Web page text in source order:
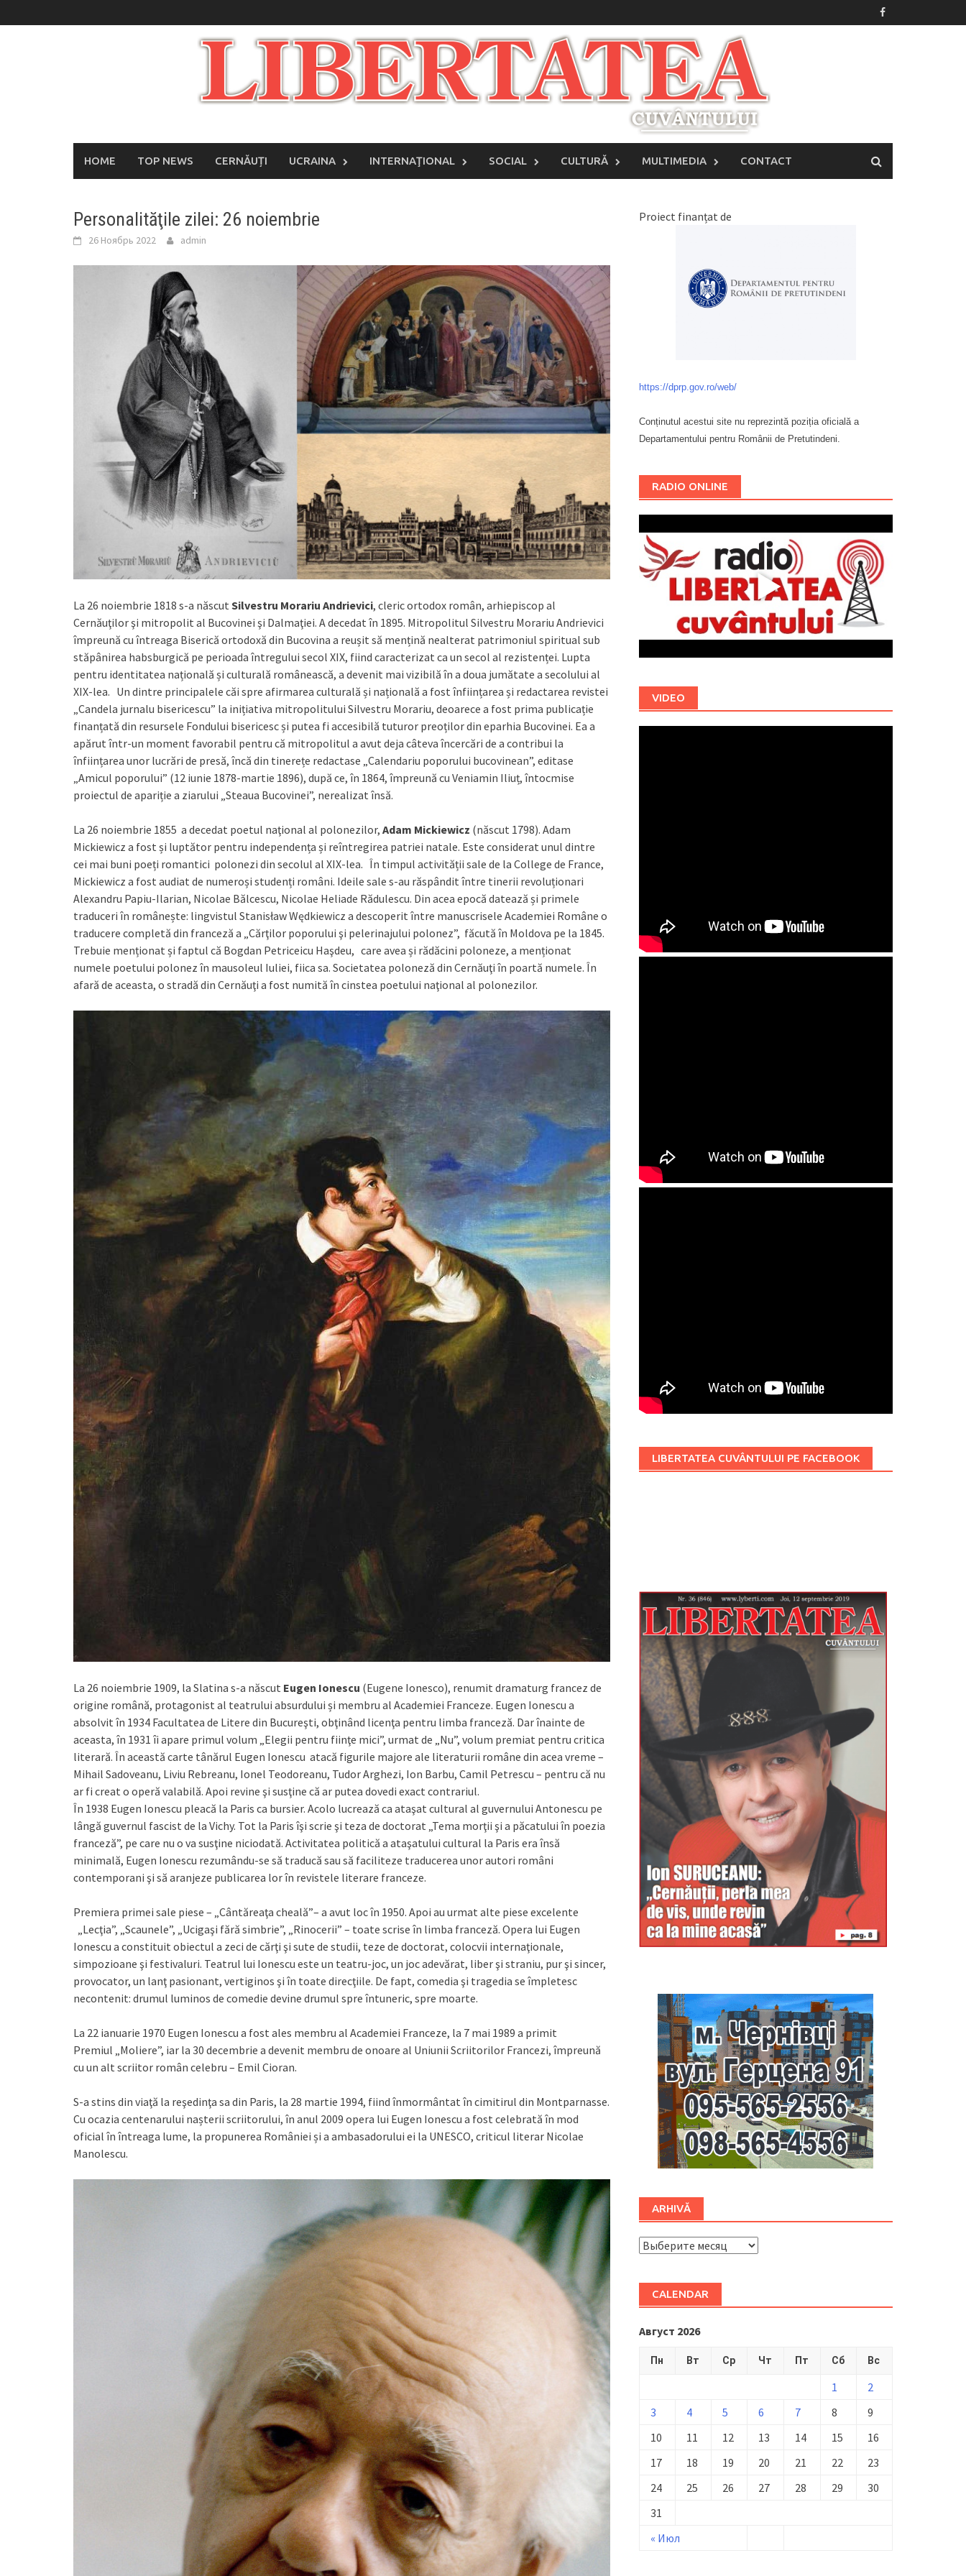
to
HOME TOP NEWS CERNĂUȚI UCRAINA INTERNAŢIONAL SOCIAL CULTURĂ MULTIMEDIA CONTACT
Personalităţile zilei: 26 noiembrie
26 Ноябрь 2022 admin
La 26 noiembrie 1818 s-a născut Silvestru Morariu Andrievici, cleric ortodox român, arhiepiscop al
Cernăuţilor şi mitropolit al Bucovinei şi Dalmaţiei. A decedat în 1895. Mitropolitul Silvestru Morariu Andrievici
împreună cu întreaga Biserică ortodoxă din Bucovina a reușit să mențină nealterat patrimoniul spiritual sub
stăpânirea habsburgică pe perioada întregului secol XIX, fiind caracterizat ca un secol al rezistenței. Lupta
pentru identitatea națională și culturală românească, a devenit mai vizibilă în a doua jumătate a secolului al
XIX-lea. Un dintre principalele căi spre afirmarea culturală și națională a fost înființarea și redactarea revistei
„Candela jurnalu bisericescu” la inițiativa mitropolitului Silvestru Morariu, deoarece a fost prima publicație
finanțată din resursele Fondului bisericesc și putea fi accesibilă tuturor preoților din eparhia Bucovinei. Ea a
apărut într-un moment favorabil pentru că mitropolitul a avut deja câteva încercări de a contribui la
înființarea unor lucrări de presă, încă din tinerețe redactase „Calendariu poporului bucovinean”, editase
„Amicul poporului” (12 iunie 1878-martie 1896), după ce, în 1864, împreună cu Veniamin Iliuț, întocmise
proiectul de apariție a ziarului „Steaua Bucovinei”, nerealizat însă.
La 26 noiembrie 1855 a decedat poetul naţional al polonezilor, Adam Mickiewicz (născut 1798). Adam
Mickiewicz a fost și luptător pentru independența și reîntregirea patriei natale. Este considerat unul dintre
cei mai buni poeți romantici polonezi din secolul al XIX-lea. În timpul activității sale de la College de France,
Mickiewicz a fost audiat de numeroși studenți români. Ideile sale s-au răspândit între tinerii revoluționari
Alexandru Papiu-Ilarian, Nicolae Bălcescu, Nicolae Heliade Rădulescu. Din acea epocă datează și primele
traduceri în românește: lingvistul Stanisław Wędkiewicz a descoperit între manuscrisele Academiei Române o
traducere completă din franceză a „Cărţilor poporului şi pelerinajului polonez”, făcută în Moldova pe la 1845.
Trebuie menționat și faptul că Bogdan Petriceicu Haşdeu, care avea și rădăcini poloneze, a menționat
numele poetului polonez în mausoleul Iuliei, fiica sa. Societatea poloneză din Cernăuţi în poartă numele. În
afară de aceasta, o stradă din Cernăuţi a fost numită în cinstea poetului naţional al polonezilor.
La 26 noiembrie 1909, la Slatina s-a născut Eugen Ionescu (Eugene Ionesco), renumit dramaturg francez de
origine română, protagonist al teatrului absurdului și membru al Academiei Franceze. Eugen Ionescu a
absolvit în 1934 Facultatea de Litere din Bucureşti, obţinând licenţa pentru limba franceză. Dar înainte de
aceasta, în 1931 îi apare primul volum „Elegii pentru fiinţe mici”, urmat de „Nu”, volum premiat pentru critica
literară. În această carte tânărul Eugen Ionescu atacă figurile majore ale literaturii române din acea vreme –
Mihail Sadoveanu, Liviu Rebreanu, Ionel Teodoreanu, Tudor Arghezi, Ion Barbu, Camil Petrescu – pentru că nu
ar fi creat o operă valabilă. Apoi revine şi susţine că ar putea dovedi exact contrariul.
În 1938 Eugen Ionescu pleacă la Paris ca bursier. Acolo lucrează ca ataşat cultural al guvernului Antonescu pe
lângă guvernul fascist de la Vichy. Tot la Paris îşi scrie şi teza de doctorat „Tema morţii şi a păcatului în poezia
franceză”, pe care nu o va susţine niciodată. Activitatea politică a ataşatului cultural la Paris era însă
minimală, Eugen Ionescu rezumându-se să traducă sau să faciliteze traducerea unor autori români
contemporani şi să aranjeze publicarea lor în revistele literare franceze.
Premiera primei sale piese – „Cântăreaţa cheală”– a avut loc în 1950. Apoi au urmat alte piese excelente
„Lecţia”, „Scaunele”, „Ucigaşi fără simbrie”, „Rinocerii” – toate scrise în limba franceză. Opera lui Eugen
Ionescu a constituit obiectul a zeci de cărţi şi sute de studii, teze de doctorat, colocvii internaţionale,
simpozioane şi festivaluri. Teatrul lui Ionescu este un teatru-joc, un joc adevărat, liber şi straniu, pur şi sincer,
provocator, un lanţ pasionant, vertiginos şi în toate direcţiile. De fapt, comedia şi tragedia se împletesc
necontenit: drumul luminos de comedie devine drumul spre întuneric, spre moarte.
La 22 ianuarie 1970 Eugen Ionescu a fost ales membru al Academiei Franceze, la 7 mai 1989 a primit
Premiul „Moliere”, iar la 30 decembrie a devenit membru de onoare al Uniunii Scriitorilor Francezi, împreună
cu un alt scriitor român celebru – Emil Cioran.
S-a stins din viaţă la reşedinţa sa din Paris, la 28 martie 1994, fiind înmormântat în cimitirul din Montparnasse.
Cu ocazia centenarului nașterii scriitorului, în anul 2009 opera lui Eugen Ionescu a fost celebrată în mod
oficial în întreaga lume, la propunerea României și a ambasadorului ei la UNESCO, criticul literar Nicolae
Manolescu.
Proiect finanțat de
https://dprp.gov.ro/web/
Conținutul acestui site nu reprezintă poziția oficială a
Departamentului pentru Românii de Pretutindeni.
RADIO ONLINE
VIDEO
LIBERTATEA CUVÂNTULUI PE FACEBOOK
ARHIVĂ
ARHIVĂ
CALENDAR
Август 2026
Пн Вт Ср Чт Пт Сб Вс
« Июл
1
2
3
4 5 6 7 8
9
10
11 12 13 14 15
16
17
18 19 20 21 22
23
24
25 26 27 28 29
30
31